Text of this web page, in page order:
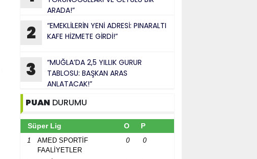
ARADA!”
2
“EMEKLİLERİN YENİ ADRESİ: PINARALTI
KAFE HİZMETE GİRDİ!”
3
“MUĞLA’DA 2,5 YILLIK GURUR
TABLOSU: BAŞKAN ARAS
ANLATACAK!”
PUAN DURUMU
Süper Lig O P
1
AMED SPORTİF
FAALİYETLER
0 0